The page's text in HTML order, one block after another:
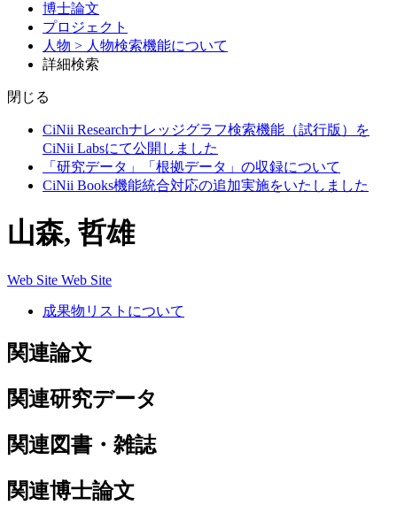
博士論文
プロジェクト
人物 > 人物検索機能について
詳細検索
閉じる
CiNii Researchナレッジグラフ検索機能（試行版）を
CiNii Labsにて公開しました
「研究データ」「根拠データ」の収録について
CiNii Books機能統合対応の追加実施をいたしました
山森, 哲雄
Web Site Web Site
成果物リストについて
関連論文
関連研究データ
関連図書・雑誌
関連博士論文